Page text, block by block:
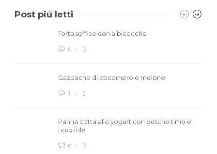
Post piú letti
Torta soffice con albicocche
0
Gazpacho di cocomero e melone
1
Panna cotta allo yogurt con pesche timo e
nocciole
0